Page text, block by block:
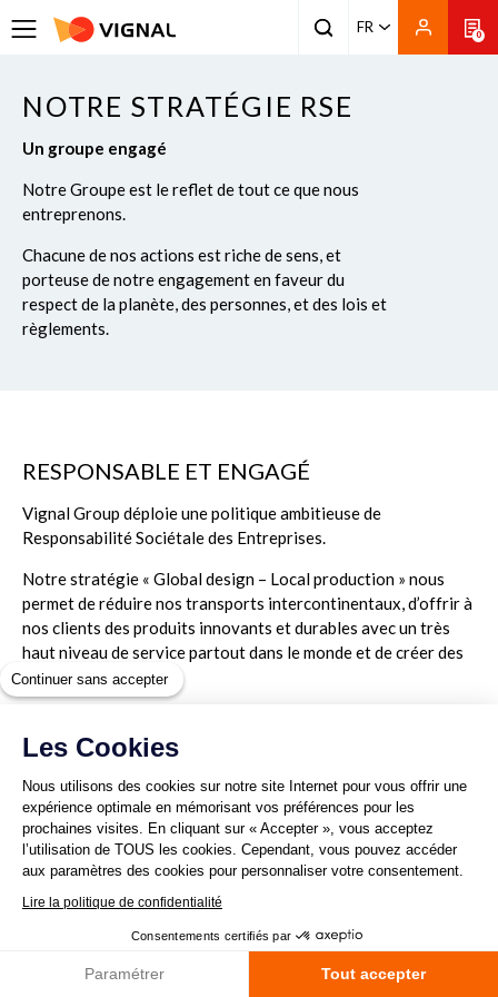
FR 0
NOTRE STRATÉGIE RSE
Un groupe engagé
Notre Groupe est le reflet de tout ce que nous
entreprenons.
Chacune de nos actions est riche de sens, et
porteuse de notre engagement en faveur du
respect de la planète, des personnes, et des lois et
règlements.
RESPONSABLE ET ENGAGÉ
Vignal Group déploie une politique ambitieuse de
Responsabilité Sociétale des Entreprises.
Notre stratégie « Global design – Local production » nous
permet de réduire nos transports intercontinentaux, d’offrir à
nos clients des produits innovants et durables avec un très
haut niveau de service partout dans le monde et de créer des
emplois localement.
3 engagements. Les rapports que nous publions vous
nous menons.
Vignal Group - Nos engagements RSE
Continuer sans accepter
Les Cookies
Nous utilisons des cookies sur notre site Internet pour vous offrir une
expérience optimale en mémorisant vos préférences pour les
prochaines visites. En cliquant sur « Accepter », vous acceptez
l’utilisation de TOUS les cookies. Cependant, vous pouvez accéder
aux paramètres des cookies pour personnaliser votre consentement.
Lire la politique de confidentialité
Consentements certifiés par
Paramétrer Tout accepter